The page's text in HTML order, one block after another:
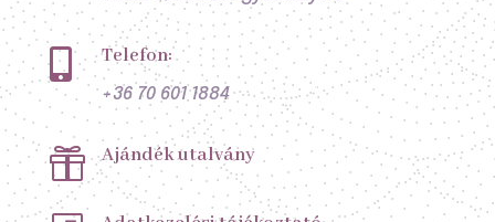
 Telefon:
+36 70 601 1884
 Ajándék utalvány